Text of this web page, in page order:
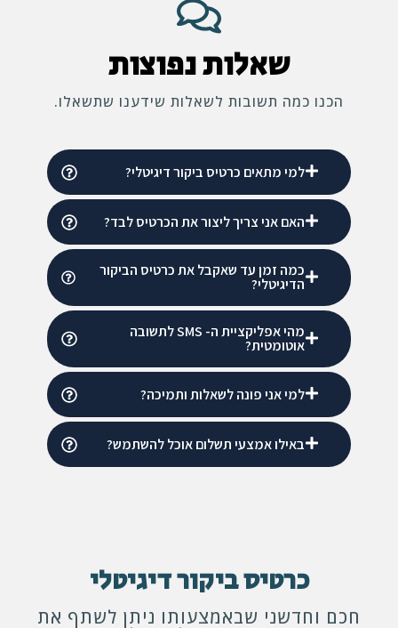
שאלות נפוצות
הכנו כמה תשובות לשאלות שידענו שתשאלו.
למי מתאים כרטיס ביקור דיגיטלי?
האם אני צריך ליצור את הכרטיס לבד?
כמה זמן עד שאקבל את כרטיס הביקור
הדיגיטלי?
מהי אפליקציית ה- SMS לתשובה
אוטומטית?
למי אני פונה לשאלות ותמיכה?
באילו אמצעי תשלום אוכל להשתמש?
כרטיס ביקור דיגיטלי
חכם וחדשני שבאמצעותו ניתן לשתף את